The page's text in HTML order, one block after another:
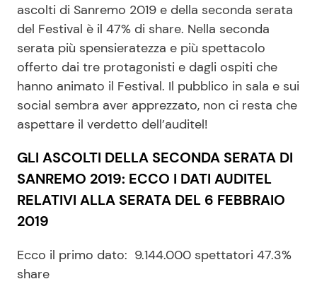
ascolti di Sanremo 2019 e della seconda serata
del Festival è il 47% di share. Nella seconda
serata più spensieratezza e più spettacolo
offerto dai tre protagonisti e dagli ospiti che
hanno animato il Festival. Il pubblico in sala e sui
social sembra aver apprezzato, non ci resta che
aspettare il verdetto dell’auditel!
GLI ASCOLTI DELLA SECONDA SERATA DI
SANREMO 2019: ECCO I DATI AUDITEL
RELATIVI ALLA SERATA DEL 6 FEBBRAIO
2019
Ecco il primo dato: 9.144.000 spettatori 47.3%
share